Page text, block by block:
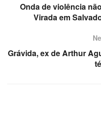
Onda de violência
Virada em
Grávida, ex de Arthur